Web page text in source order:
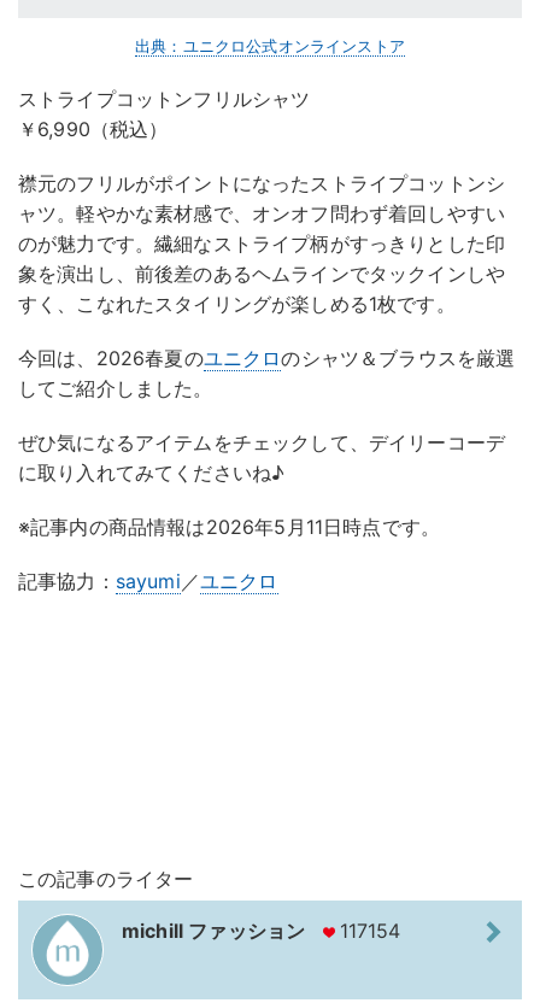
出典：ユニクロ公式オンラインストア
ストライプコットンフリルシャツ
￥6,990（税込）
襟元のフリルがポイントになったストライプコットンシ
ャツ。軽やかな素材感で、オンオフ問わず着回しやすい
のが魅力です。繊細なストライプ柄がすっきりとした印
象を演出し、前後差のあるヘムラインでタックインしや
すく、こなれたスタイリングが楽しめる1枚です。
今回は、2026春夏のユニクロのシャツ＆ブラウスを厳選
してご紹介しました。
ぜひ気になるアイテムをチェックして、デイリーコーデ
に取り入れてみてくださいね♪
※記事内の商品情報は2026年5月11日時点です。
記事協力： sayumi ／ユニクロ
この記事のライター
michill ファッション 117154